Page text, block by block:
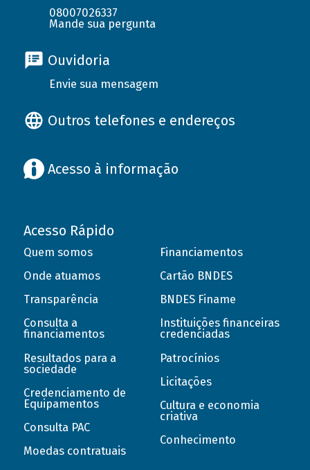
08007026337
Mande sua pergunta
Ouvidoria
Envie sua mensagem
Outros telefones e endereços
Acesso à informação
Acesso Rápido
Quem somos
Onde atuamos
Transparência
Consulta a
financiamentos
Resultados para a
sociedade
Credenciamento de
Equipamentos
Consulta PAC
Moedas contratuais
Financiamentos
Cartão BNDES
BNDES Finame
Instituições financeiras
credenciadas
Patrocínios
Licitações
Cultura e economia
criativa
Conhecimento